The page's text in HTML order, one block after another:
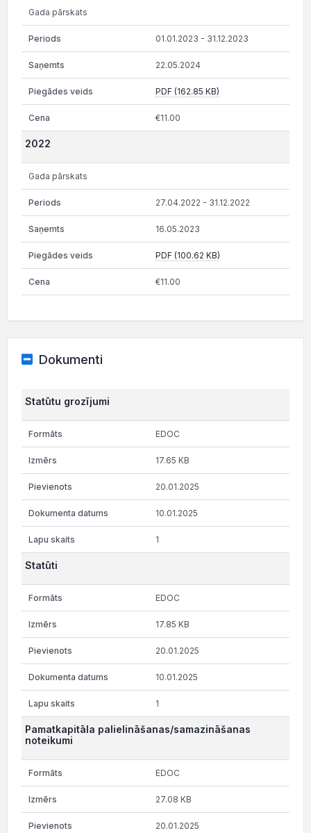
Gada pārskats
01.01.2023 - 31.12.2023
22.05.2024
PDF (162.85 KB)
€11.00
2022
Gada pārskats
27.04.2022 - 31.12.2022
16.05.2023
PDF (100.62 KB)
€11.00
Dokumenti
Statūtu grozījumi
EDOC
17.65 KB
20.01.2025
10.01.2025
1
Statūti
EDOC
17.85 KB
20.01.2025
10.01.2025
1
Pamatkapitāla palielināšanas/samazināšanas
noteikumi
EDOC
27.08 KB
20.01.2025